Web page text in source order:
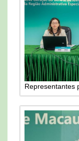
Representantes